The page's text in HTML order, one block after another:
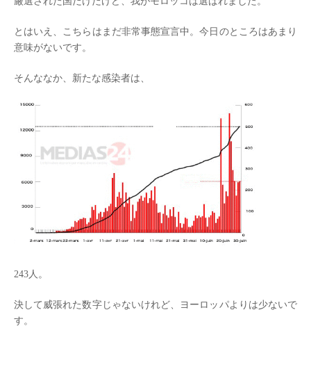
とはいえ、こちらはまだ非常事態宣言中。今日のところはあまり
意味がないです。
そんななか、新たな感染者は、
243人。
決して威張れた数字じゃないけれど、ヨーロッパよりは少ないで
す。